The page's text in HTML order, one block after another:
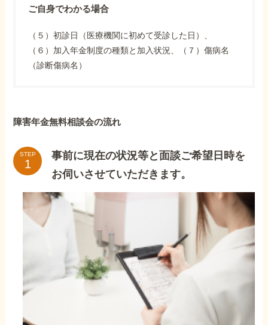
ご自身でわかる場合
（５）初診日（医療機関に初めて受診した日）、
（６）加入年金制度の種類と加入状況、（７）傷病名
（診断傷病名）
障害年金無料相談会の流れ
STEP
事前に現在の状況等と面談ご希望日時を
お伺いさせていただきます。